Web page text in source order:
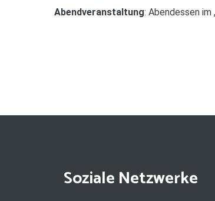
Abendveranstaltung: Abendessen
Soziale Netzwerke